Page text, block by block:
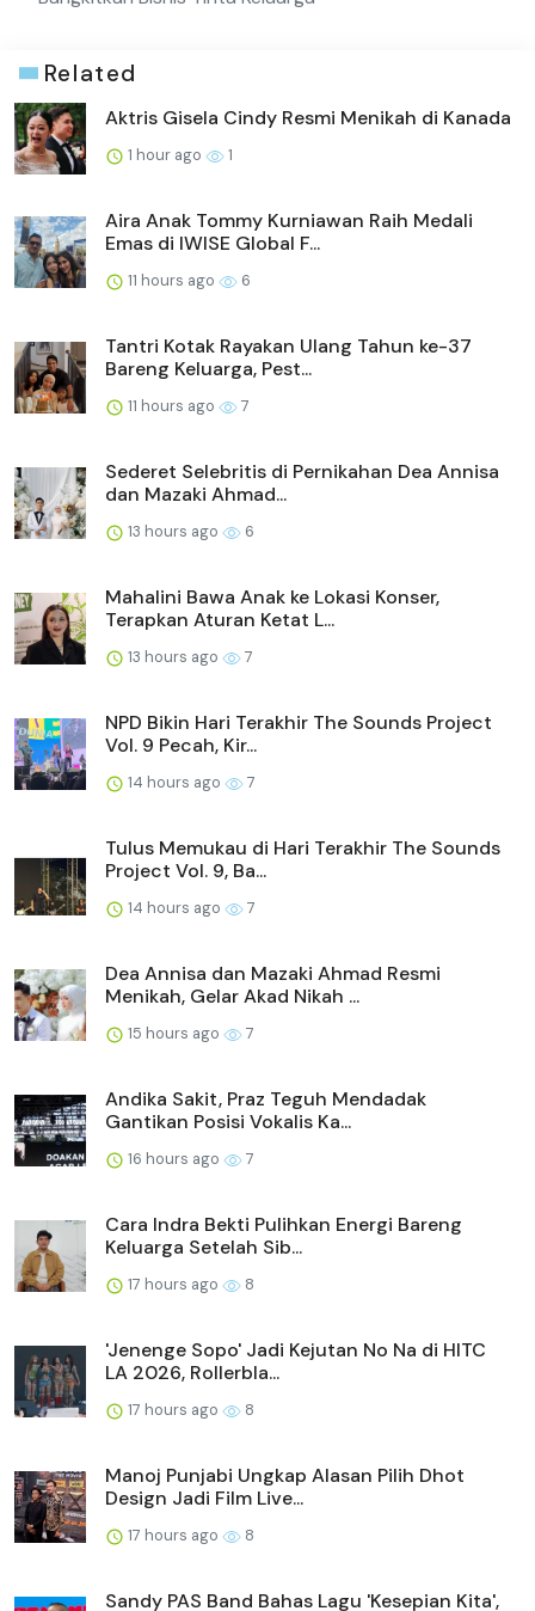
Related
Aktris Gisela Cindy Resmi Menikah di Kanada
1 hour ago 1
Aira Anak Tommy Kurniawan Raih Medali
Emas di IWISE Global F...
11 hours ago 6
Tantri Kotak Rayakan Ulang Tahun ke-37
Bareng Keluarga, Pest...
11 hours ago 7
Sederet Selebritis di Pernikahan Dea Annisa
dan Mazaki Ahmad...
13 hours ago 6
Mahalini Bawa Anak ke Lokasi Konser,
Terapkan Aturan Ketat L...
13 hours ago 7
NPD Bikin Hari Terakhir The Sounds Project
Vol. 9 Pecah, Kir...
14 hours ago 7
Tulus Memukau di Hari Terakhir The Sounds
Project Vol. 9, Ba...
14 hours ago 7
Dea Annisa dan Mazaki Ahmad Resmi
Menikah, Gelar Akad Nikah ...
15 hours ago 7
Andika Sakit, Praz Teguh Mendadak
Gantikan Posisi Vokalis Ka...
16 hours ago 7
Cara Indra Bekti Pulihkan Energi Bareng
Keluarga Setelah Sib...
17 hours ago 8
'Jenenge Sopo' Jadi Kejutan No Na di HITC
LA 2026, Rollerbla...
17 hours ago 8
Manoj Punjabi Ungkap Alasan Pilih Dhot
Design Jadi Film Live...
17 hours ago 8
Sandy PAS Band Bahas Lagu 'Kesepian Kita',